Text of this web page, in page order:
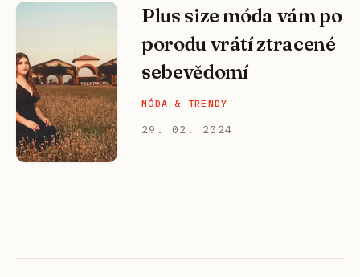
Plus size móda vám po
porodu vrátí ztracené
sebevědomí
MÓDA & TRENDY
29. 02. 2024